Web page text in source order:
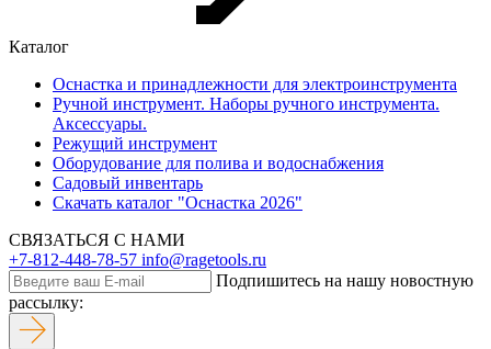
Каталог
Оснастка и принадлежности для электроинструмента
Ручной инструмент. Наборы ручного инструмента.
Аксессуары.
Режущий инструмент
Оборудование для полива и водоснабжения
Садовый инвентарь
Скачать каталог "Оснастка 2026"
СВЯЗАТЬСЯ С НАМИ
+7-812-448-78-57 info@ragetools.ru
Подпишитесь на нашу новостную
рассылку: